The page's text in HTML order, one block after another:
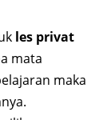
les privat
mata
maka